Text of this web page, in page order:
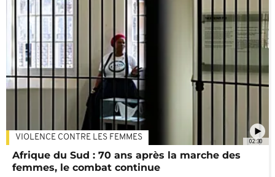
02:30
VIOLENCE CONTRE LES FEMMES
Afrique du Sud : 70 ans après la marche des
femmes, le combat continue